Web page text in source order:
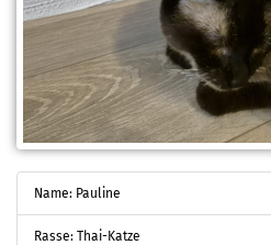
Name: Pauline
Rasse: Thai-Katze